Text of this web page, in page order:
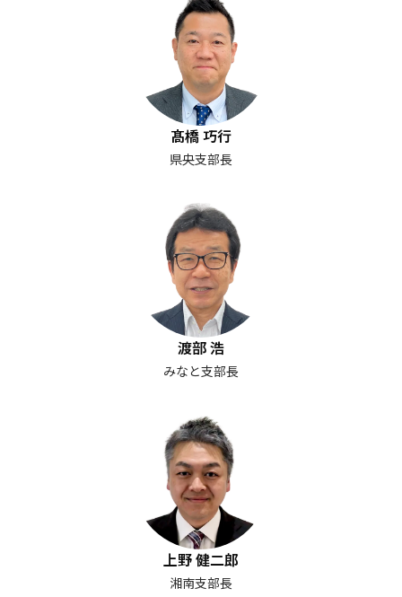
髙橋 巧行
県央支部長
渡部 浩
みなと支部長
上野 健二郎
湘南支部長